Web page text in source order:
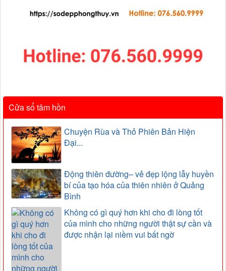
Cửa sổ tâm hồn
Chuyện Rùa và Thỏ Phiên Bản Hiện
Đại...
Động thiên đường– vẻ đẹp lộng lẫy huyền
bí của tạo hóa của thiên nhiên ở Quảng
Bình
Không có gì quý hơn khi cho đi lòng tốt
của mình cho những người thật sự cần và
được nhận lại niềm vui bất ngờ